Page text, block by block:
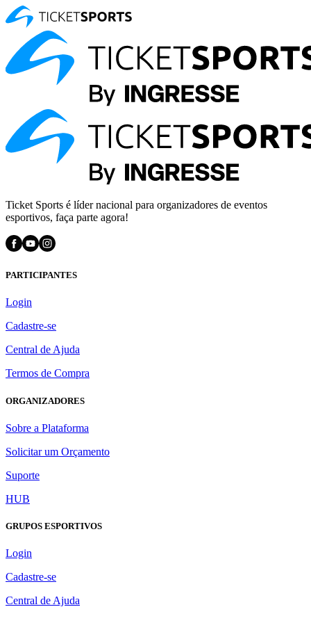
Ticket Sports é líder nacional para organizadores de eventos
esportivos, faça parte agora!
PARTICIPANTES
Login
Cadastre-se
Central de Ajuda
Termos de Compra
ORGANIZADORES
Sobre a Plataforma
Solicitar um Orçamento
Suporte
HUB
GRUPOS ESPORTIVOS
Login
Cadastre-se
Central de Ajuda